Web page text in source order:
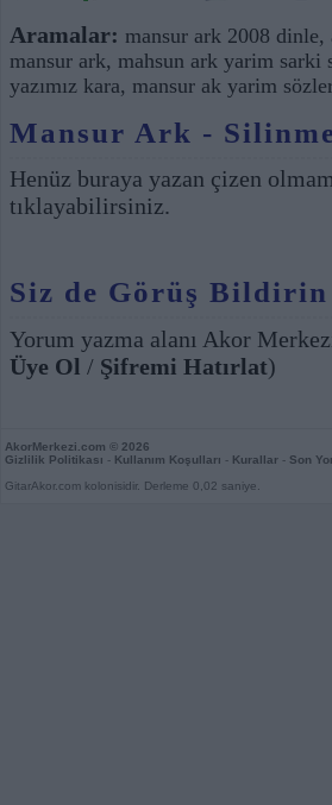
Aramalar: mansur ark 2008 dinle,
mansur ark, mahsun ark yarim sarki
yazımız kara, mansur ak yarim
Mansur Ark -
Henüz buraya yazan çizen
tıklayabilirsiniz.
Siz de Görüş Bildirin
Yorum yazma alanı Akor
Üye Ol / Şifremi Hatırlat)
AkorMerkezi.com © 2026
Gizlilik Politikası - Kullanım Koşulları - Kurallar - Son
GitarAkor.com kolonisidir. Derleme 0,02 saniye.